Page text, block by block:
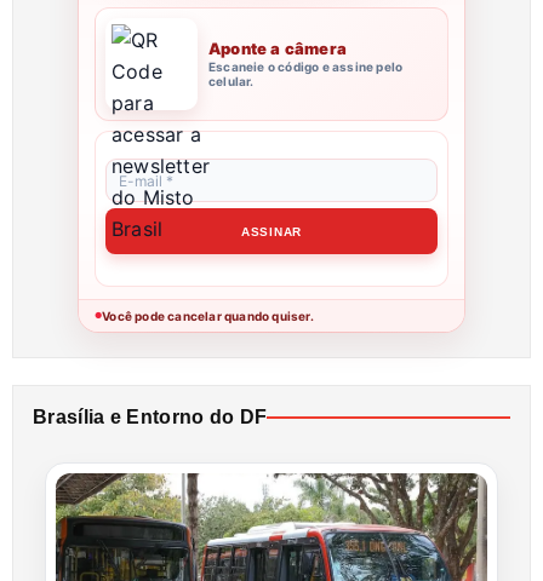
Aponte a câmera
Escaneie o código e assine pelo
celular.
●Você pode cancelar quando quiser.
Brasília e Entorno do DF